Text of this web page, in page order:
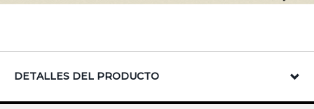
DETALLES DEL PRODUCTO